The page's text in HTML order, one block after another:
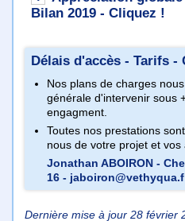
Bilan 2019 - Cliquez !
Délais d'accès - Tarifs -
Nos plans de charges
générale d'intervenir sous
engagment.
Toutes nos prestations
nous de votre projet et vos
Jonathan ABOIRON -
16 - jaboiron@vethyqua.f
Dernière mise à jour 28 février